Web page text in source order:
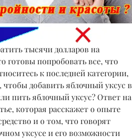
тысячи долларов на
готовы попробовать все, что
к последней категории,
добавить яблочный уксус в
пить яблочный уксус? Ответ на
которая расскажет о опыте
и о том, что говорят
уксусе и его возможности